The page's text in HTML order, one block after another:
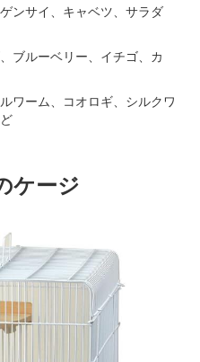
ンサイ、キャベツ、サラダ
ブルーベリー、イチゴ、カ
ワーム、コオロギ、シルクワ
ケージ